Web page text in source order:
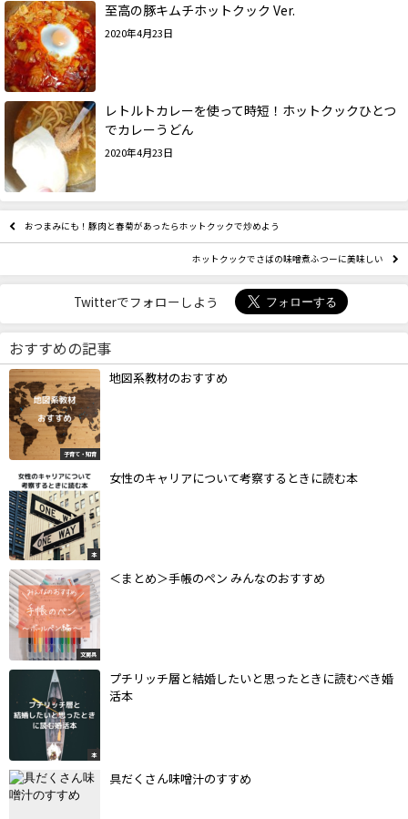
至高の豚キムチホットクック Ver.
2020年4月23日
レトルトカレーを使って時短！ホットクックひとつ
でカレーうどん
2020年4月23日
おつまみにも！豚肉と春菊があったらホットクックで炒めよう
ホットクックでさばの味噌煮ふつーに美味しい
Twitterでフォローしよう
おすすめの記事
子育て・知育
地図系教材のおすすめ
本
女性のキャリアについて考察するときに読む本
文房具
＜まとめ＞手帳のペン みんなのおすすめ
本
プチリッチ層と結婚したいと思ったときに読むべき婚
活本
具だくさん味噌汁のすすめ